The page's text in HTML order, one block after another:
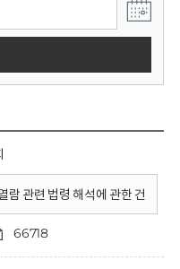
람 관련 법령 해석에 관한 건
66718